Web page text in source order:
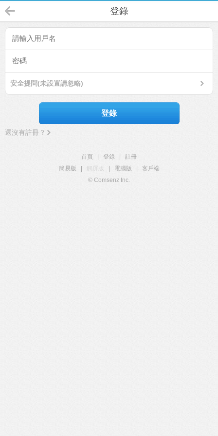
登錄
安全提問(未設置請忽略)
登錄
還沒有註冊？
首頁 登錄
註冊
簡易版
觸屏版 電腦版
客戶端
© Comsenz Inc.